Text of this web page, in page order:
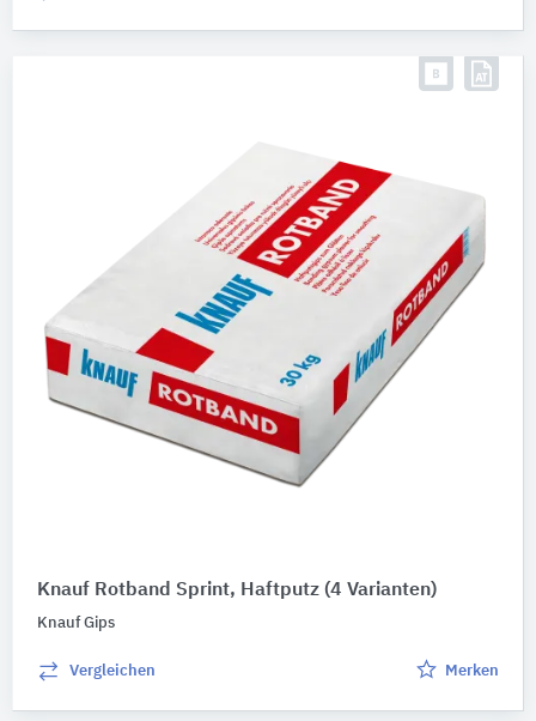
Knauf Rotband Sprint, Haftputz (4 Varianten)
Knauf Gips
Vergleichen Merken